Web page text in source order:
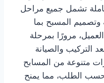
تشمل جميع مراحل
المسبح بما
مرورًا بمرحلة
التركيب والصيانة
متنوعة من المسابح
الطلب، مما يمنح